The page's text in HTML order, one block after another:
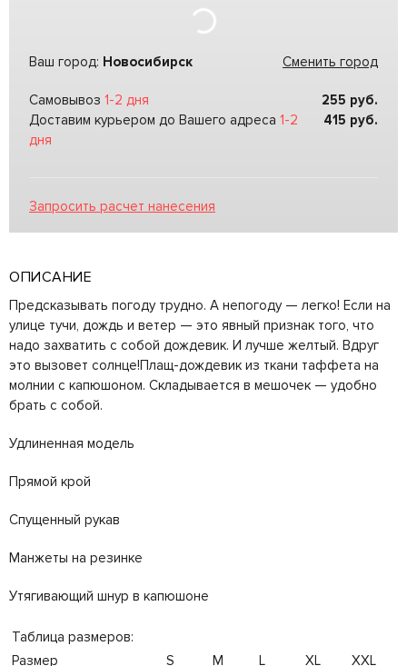
Ваш город: Новосибирск Сменить город
Самовывоз 1-2 дня 255 руб.
Доставим курьером до Вашего адреса 1-2
дня
415 руб.
Запросить расчет нанесения
ОПИСАНИЕ
Предсказывать погоду трудно. А непогоду — легко! Если на
улице тучи, дождь и ветер — это явный признак того, что
надо захватить с собой дождевик. И лучше желтый. Вдруг
это вызовет солнце!Плащ-дождевик из ткани таффета на
молнии с капюшоном. Складывается в мешочек — удобно
брать с собой.
Удлиненная модель
Прямой крой
Спущенный рукав
Манжеты на резинке
Утягивающий шнур в капюшоне
Таблица размеров:
Размер
S M L XL XXL